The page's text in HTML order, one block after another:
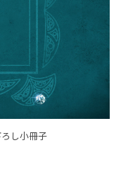
ろし小冊子